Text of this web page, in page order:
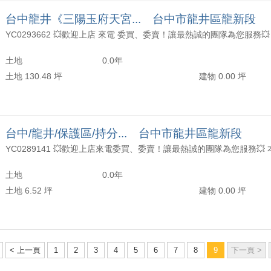
台中龍井《三陽玉府天宮... 台中市龍井區龍新段
土地
0.0年
土地 130.48 坪
建物 0.00 坪
台中/龍井/保護區/持分... 台中市龍井區龍新段
土地
0.0年
土地 6.52 坪
建物 0.00 坪
< 上一頁 1 2 3 4 5 6 7 8 9 下一頁 >